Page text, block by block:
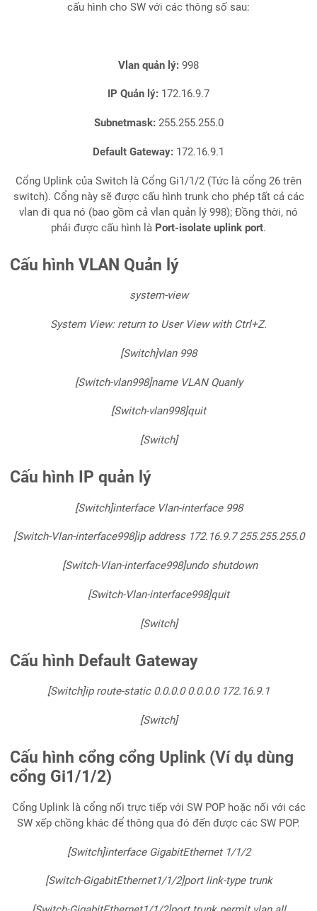
cấu hình cho SW với các thông số sau:
Vlan quản lý: 998
IP Quản lý: 172.16.9.7
Subnetmask:255.255.255.0
Default Gateway: 172.16.9.1
Cổng Uplink của Switch là Cổng Gi1/1/2 (Tức là cổng 26 trên
switch). Cổng này sẽ được cấu hình trunk cho phép tất cả các
vlan đi qua nó (bao gồm cả vlan quản lý 998); Đồng thời, nó
phải được cấu hình là Port-isolate uplink port.
Cấu hình VLAN Quản lý
system-view
System View: return to User View with Ctrl+Z.
[Switch]vlan 998
[Switch-vlan998]name VLAN Quanly
[Switch-vlan998]quit
[Switch]
Cấu hình IP quản lý
[Switch]interface Vlan-interface 998
[Switch-Vlan-interface998]ip address 172.16.9.7 255.255.255.0
[Switch-Vlan-interface998]undo shutdown
[Switch-Vlan-interface998]quit
[Switch]
Cấu hình Default Gateway
[Switch]ip route-static 0.0.0.0 0.0.0.0 172.16.9.1
[Switch]
Cấu hình cổng cổng Uplink (Ví dụ dùng
cổng Gi1/1/2)
Cổng Uplink là cổng nối trực tiếp với SW POP hoặc nối với các
SW xếp chồng khác để thông qua đó đến được các SW POP.
[Switch]interface GigabitEthernet 1/1/2
[Switch-GigabitEthernet1/1/2]port link-type trunk